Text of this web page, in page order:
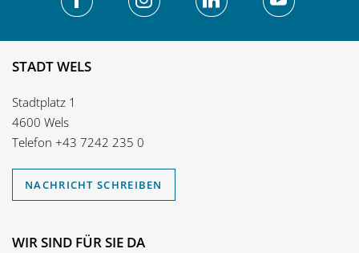
STADT WELS
Stadtplatz 1
4600 Wels
Telefon +43 7242 235 0
NACHRICHT SCHREIBEN
WIR SIND FÜR SIE DA